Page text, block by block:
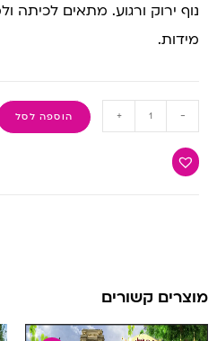
נוף ירוק ורגוע. מתאים לכיתה
מידות.
-
+ הוספה לסל
מוצרים קשורים